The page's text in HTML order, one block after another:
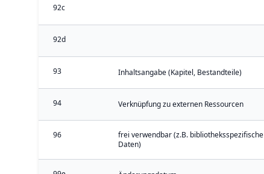
92c
92d
93 Inhaltsangabe (Kapitel, Bestandteile)
94 Verknüpfung zu externen Ressourcen
96
frei verwendbar (z.B. bibliotheksspezifische
Daten)